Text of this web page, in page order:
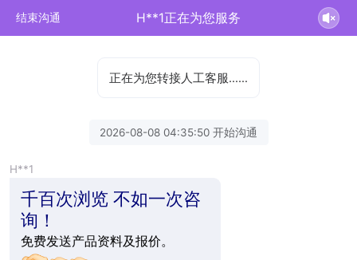
结束沟通 H**1正在为您服务
正在为您转接人工客服……
2026-08-08 04:35:50 开始沟通
H**1
千百次浏览 不如一次咨
询！
免费发送产品资料及报价。